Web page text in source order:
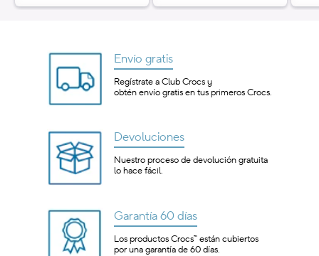
oferta
Envío gratis
Regístrate a Club Crocs y
obtén envío gratis en tus primeros Crocs.
Devoluciones
Nuestro proceso de devolución gratuita
lo hace fácil.
Garantía 60 días
Los productos Crocs™ están cubiertos
por una garantía de 60 días.